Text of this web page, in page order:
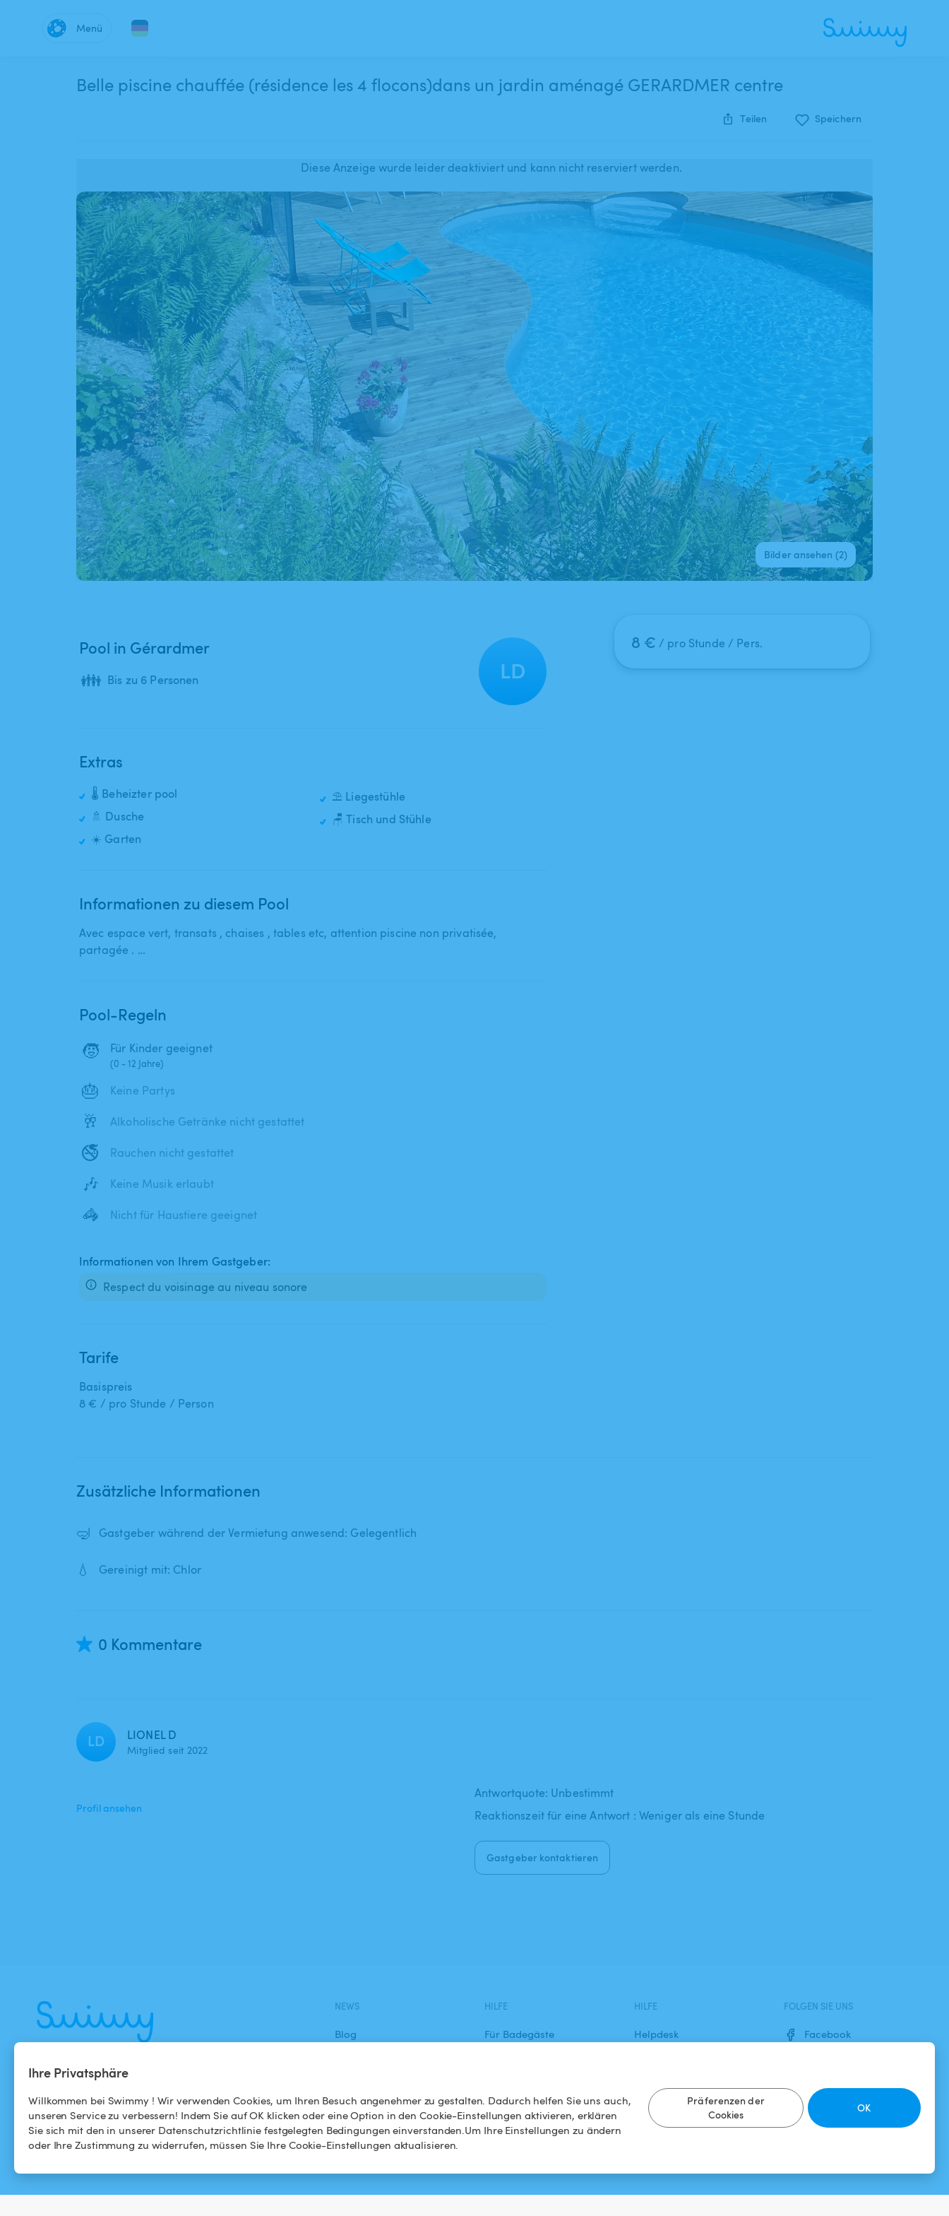
Ihre Privatsphäre
Willkommen bei Swimmy ! Wir verwenden Cookies, um Ihren Besuch angenehmer zu gestalten. Dadurch helfen Sie uns auch,
unseren Service zu verbessern! Indem Sie auf OK klicken oder eine Option in den Cookie-Einstellungen aktivieren, erklären
Sie sich mit den in unserer Datenschutzrichtlinie festgelegten Bedingungen einverstanden.Um Ihre Einstellungen zu ändern
oder Ihre Zustimmung zu widerrufen, müssen Sie Ihre Cookie-Einstellungen aktualisieren.
Präferenzen der
Cookies
OK
Menü
Belle piscine chauffée (résidence les 4 flocons)dans un jardin aménagé GERARDMER centre
Teilen Speichern
Diese Anzeige wurde leider deaktiviert und kann nicht reserviert werden.
Bilder ansehen (2)
Pool in Gérardmer
👪 Bis zu 6 Personen LD
Extras
🌡️ Beheizter pool
🚿 Dusche
☀️ Garten
⛱️ Liegestühle
🪑 Tisch und Stühle
Informationen zu diesem Pool
Avec espace vert​,​ transats ​,​ chaises ​,​ tables etc​,​ attention piscine non privatisée​,​
partagée . …
Pool-Regeln
🧒 Für Kinder geeignet
(0 - 12 Jahre)
🎂 Keine Partys
🥂 Alkoholische Getränke nicht gestattet
🚭 Rauchen nicht gestattet
🎶 Keine Musik erlaubt
🦓 Nicht für Haustiere geeignet
Informationen von Ihrem Gastgeber:
Respect du voisinage au niveau sonore
Tarife
Basispreis
8 € / pro Stunde / Person
8 € / pro Stunde / Pers.
Zusätzliche Informationen
🤿 Gastgeber während der Vermietung anwesend: Gelegentlich
💧 Gereinigt mit: Chlor
0 Kommentare
LD LIONEL D
Mitglied seit 2022
Profil ansehen
Antwortquote: Unbestimmt
Reaktionszeit für eine Antwort : Weniger als eine Stunde
Gastgeber kontaktieren
privater Pools.
NEWS
Blog
HILFE
Für Badegäste
So funktioniert's
HILFE
Helpdesk
Datenschutzbestimmungen
FOLGEN SIE UNS
Facebook